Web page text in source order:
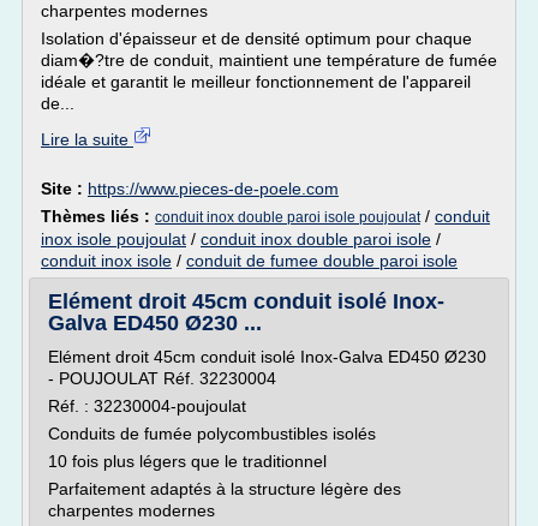
charpentes modernes
Isolation d'épaisseur et de densité optimum pour chaque
diam�?tre de conduit, maintient une température de fumée
idéale et garantit le meilleur fonctionnement de l'appareil
de...
Lire la suite
Site : https://www.pieces-de-poele.com
Thèmes liés : conduit inox double paroi isole poujoulat/ conduit
inox isole poujoulat / conduit inox double paroi isole /
conduit inox isole / conduit de fumee double paroi isole
Elément droit 45cm conduit isolé Inox-
Galva ED450 Ø230 ...
Elément droit 45cm conduit isolé Inox-Galva ED450 Ø230
- POUJOULAT Réf. 32230004
Réf. : 32230004-poujoulat
Conduits de fumée polycombustibles isolés
10 fois plus légers que le traditionnel
Parfaitement adaptés à la structure légère des
charpentes modernes